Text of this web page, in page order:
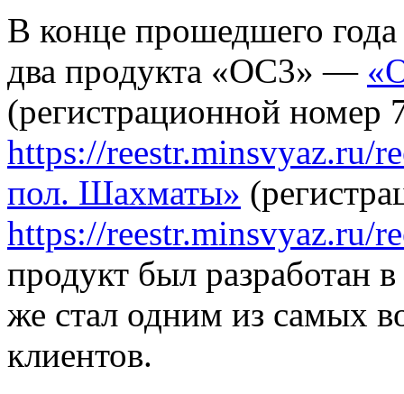
В конце прошедшего
два продукта «ОС3» —
(регистрационной
https://reestr.minsvyaz.ru/
пол. Шахматы»
https://reestr.minsvyaz.ru/
продукт был разработан
же стал одним из самых
клиентов.